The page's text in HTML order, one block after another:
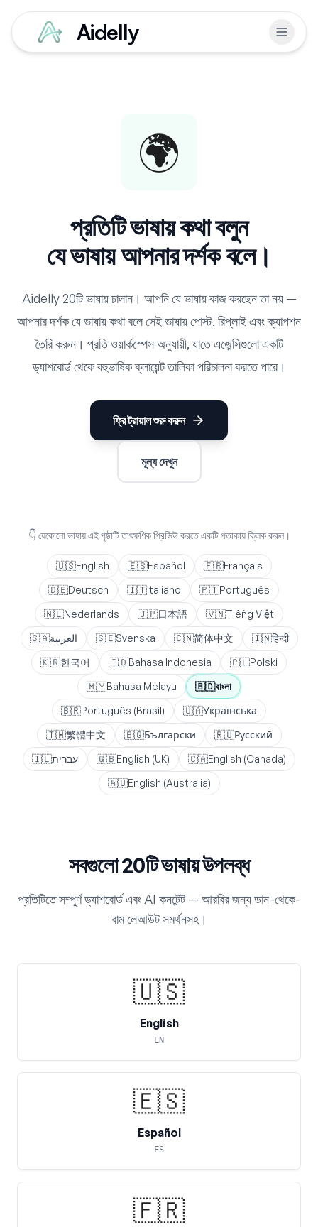
Aidelly
🌍
প্রতিটি ভাষায় কথা বলুন
যে ভাষায় আপনার দর্শক বলে।
Aidelly 20টি ভাষায় চালান। আপনি যে ভাষায় কাজ করছেন তা নয় —
আপনার দর্শক যে ভাষায় কথা বলে সেই ভাষায় পোস্ট, রিপ্লাই এবং ক্যাপশন
তৈরি করুন। প্রতি ওয়ার্কস্পেস অনুযায়ী, যাতে এজেন্সিগুলো একটি
ড্যাশবোর্ড থেকে বহুভাষিক ক্লায়েন্ট তালিকা পরিচালনা করতে পারে।
ফ্রি ট্রায়াল শুরু করুন
মূল্য দেখুন
👇 যেকোনো ভাষায় এই পৃষ্ঠাটি তাৎক্ষণিক প্রিভিউ করতে একটি পতাকায় ক্লিক করুন।
🇺🇸English 🇪🇸Español 🇫🇷Français
🇩🇪Deutsch 🇮🇹Italiano 🇵🇹Português
🇳🇱Nederlands 🇯🇵日本語 🇻🇳Tiếng Việt
🇸🇦العربية 🇸🇪Svenska 🇨🇳简体中文 🇮🇳हिन्दी
🇰🇷한국어 🇮🇩Bahasa Indonesia 🇵🇱Polski
🇲🇾Bahasa Melayu 🇧🇩বাংলা
🇧🇷Português (Brasil) 🇺🇦Українська
🇹🇼繁體中文 🇧🇬Български 🇷🇺Русский
🇮🇱עברית 🇬🇧English (UK) 🇨🇦English (Canada)
🇦🇺English (Australia)
সবগুলো 20টি ভাষায় উপলব্ধ
প্রতিটিতে সম্পূর্ণ ড্যাশবোর্ড এবং AI কনটেন্ট — আরবির জন্য ডান-থেকে-
বাম লেআউট সমর্থনসহ।
🇺🇸
English
EN
🇪🇸
Español
ES
🇫🇷